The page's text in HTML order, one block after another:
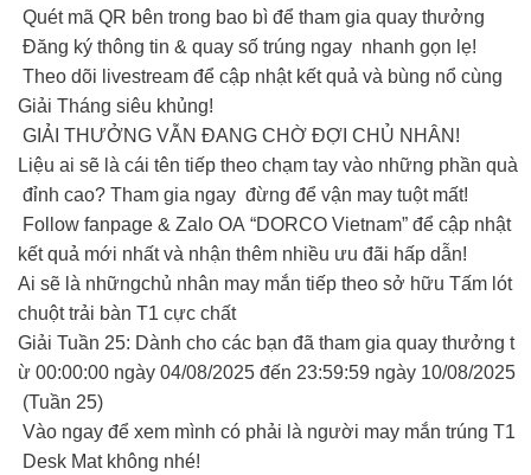
Quét mã QR bên trong bao bì để tham gia quay thưởng
Đăng ký thông tin & quay số trúng ngay nhanh gọn lẹ!
Theo dõi livestream để cập nhật kết quả và bùng nổ cùng
Giải Tháng siêu khủng!
GIẢI THƯỞNG VẪN ĐANG CHỜ ĐỢI CHỦ NHÂN!
Liệu ai sẽ là cái tên tiếp theo chạm tay vào những phần quà
đỉnh cao? Tham gia ngay đừng để vận may tuột mất!
Follow fanpage & Zalo OA “DORCO Vietnam” để cập nhật
kết quả mới nhất và nhận thêm nhiều ưu đãi hấp dẫn!
Ai sẽ là nhữngchủ nhân may mắn tiếp theo sở hữu Tấm lót
chuột trải bàn T1 cực chất
Giải Tuần 25: Dành cho các bạn đã tham gia quay thưởng t
ừ 00:00:00 ngày 04/08/2025 đến 23:59:59 ngày 10/08/2025
(Tuần 25)
Vào ngay để xem mình có phải là người may mắn trúng T1
Desk Mat không nhé!